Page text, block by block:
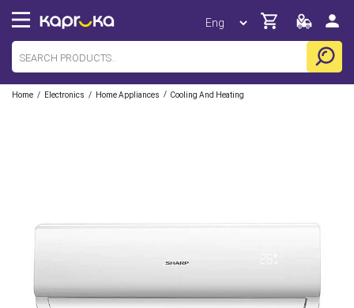
Home / Electronics / Home Appliances / Cooling And Heating